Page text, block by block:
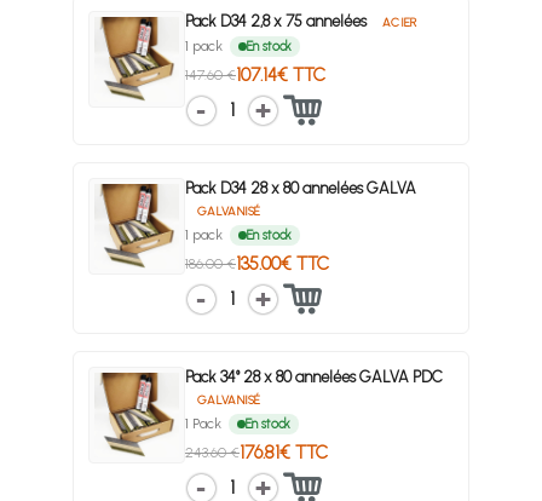
Pack D34 2,8 x 75 annelées ACIER
1 pack En stock
147.60 €107.14€ TTC
1
Pack D34 28 x 80 annelées GALVA
GALVANISÉ
1 pack En stock
186.00 €135.00€ TTC
1
Pack 34° 28 x 80 annelées GALVA PDC
GALVANISÉ
1 Pack En stock
243.60 €176.81€ TTC
1